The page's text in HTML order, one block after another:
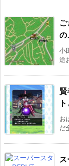
の
小
途
お
だ